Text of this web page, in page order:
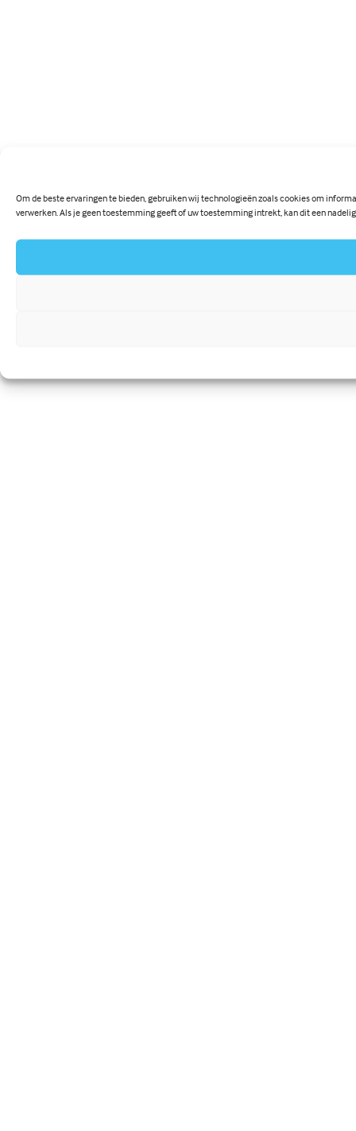
Om de beste ervaringen te bieden, gebruiken wij technologieën zoals cookies om
verwerken. Als je geen toestemming geeft of uw toestemming intrekt, kan dit een